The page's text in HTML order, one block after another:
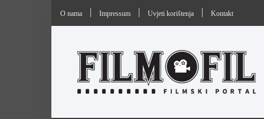
O nama Impressum Uvjeti korištenja Kontakt